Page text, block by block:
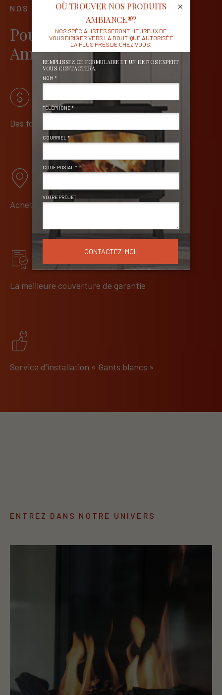
NOS NORMES ÉLEVÉES
Pourquoi un foyer
Ambiance®?
Des foyers de qualité à juste prix
Achetez de détaillants locaux spécialisés
La meilleure couverture de garantie
Service d’installation « Gants blancs »
ENTREZ DANS NOTRE UNIVERS
×